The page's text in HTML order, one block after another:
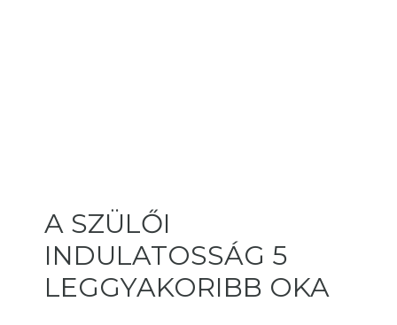
A SZÜLŐI
INDULATOSSÁG 5
LEGGYAKORIBB OKA